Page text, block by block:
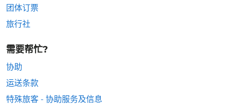
团体订票
旅行社
需要帮忙?
协助
运送条款
特殊旅客 - 协助服务及信息